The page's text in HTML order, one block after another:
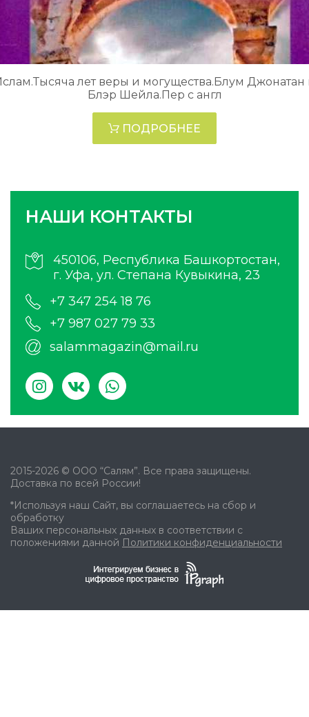
лет веры и могущества.Блум Джонатан
Блэр Шейла.Пер с англ
ПОДРОБНЕЕ
НАШИ КОНТАКТЫ
450106, Республика Башкортостан,
г. Уфа, ул. Степана Кувыкина, 23
+7 347 254 18 76
+7 987 027 79 33
salammagazin@mail.ru
2015-2026 © ООО “Салям”. Все права защищены.
Доставка по всей России!
*Используя наш Сайт, вы соглашаетесь на сбор и
обработку
Ваших персональных данных в соответствии с
положениями данной Политики конфиденциальности